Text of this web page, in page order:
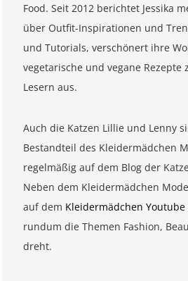
Food. Seit 2012 berichtet Jessika
über Outfit-Inspirationen und
und Tutorials, verschönert ihre
vegetarische und vegane
Lesern aus.
Auch die Katzen Lillie und Lenny
Bestandteil des Kleidermädchen
regelmäßig auf dem Blog der
Neben dem Kleidermädchen
auf dem Kleidermädchen Youtube
rundum die Themen Fashion,
dreht.